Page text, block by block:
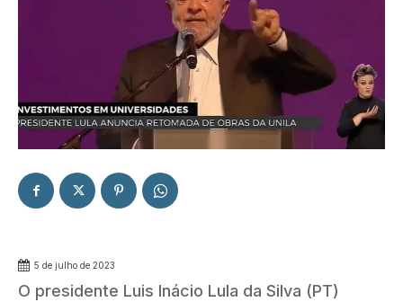
5 de julho de 2023
O presidente Luis Inácio Lula da Silva (PT)